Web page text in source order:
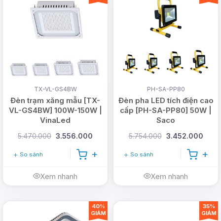
Ứng Dụng Linh Hoạt
Với thiết kế chắc chắn và khả năng chống chịu tốt,
đèn DD-SA-DM15 thích hợp cho nhiều không gian
khác. Ánh sáng mạnh mẽ và đồng đều không chỉ
TX-VL-GS4BW
Đèn trạm xăng mẫu [TX-
VL-GS4BW] 100W-150W |
VinaLed
5.470.000 3.556.000
So sánh
Xem nhanh
PH-SA-PP80
Đèn pha LED tích điện cao
cấp [PH-SA-PP80] 50W |
Saco
5.754.000 3.452.000
So sánh
Xem nhanh
40%
GIẢM
35%
GIẢM